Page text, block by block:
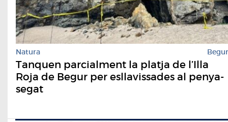
Natura Begur
Tanquen parcialment la platja de l’Illa
Roja de Begur per esllavissades al penya-
segat